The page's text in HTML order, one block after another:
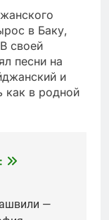
в Баку,
своей
песни на
и
как в родной
—